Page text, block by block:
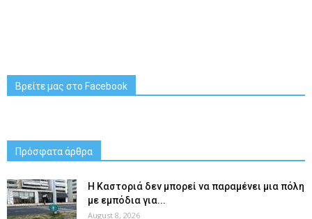
Βρείτε μας στο Facebook
Πρόσφατα άρθρα
Η Καστοριά δεν μπορεί να παραμένει μια πόλη
με εμπόδια για...
August 8, 2026